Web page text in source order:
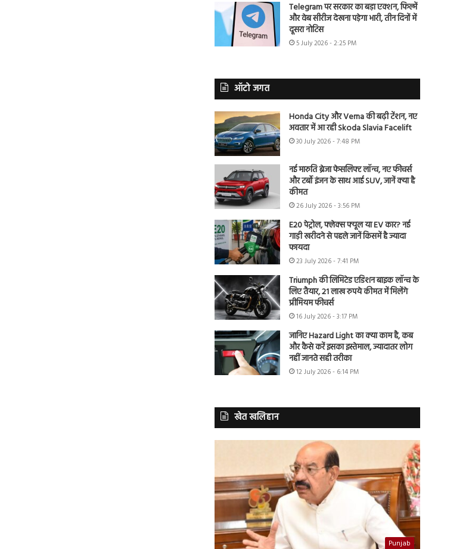
Telegram पर सरकार का बड़ा एक्शन, फिल्में
और वेब सीरीज देखना पड़ेगा भारी, तीन दिनों में
दूसरा नोटिस
5 July 2026 - 2:25 PM
ऑटो जगत
Honda City और Verna की बढ़ी टेंशन, नए
अवतार में आ रही Skoda Slavia Facelift
30 July 2026 - 7:48 PM
नई मारुति ब्रेजा फेसलिफ्ट लॉन्च, नए फीचर्स
और टर्बो इंजन के साथ आई SUV, जानें क्या है
कीमत
26 July 2026 - 3:56 PM
E20 पेट्रोल, फ्लेक्स फ्यूल या EV कार? नई
गाड़ी खरीदने से पहले जानें किसमें है ज्यादा
फायदा
23 July 2026 - 7:41 PM
Triumph की लिमिटेड एडिशन बाइक लॉन्च के
लिए तैयार, 21 लाख रुपये कीमत में मिलेंगे
प्रीमियम फीचर्स
16 July 2026 - 3:17 PM
जानिए Hazard Light का क्या काम है, कब
और कैसे करें इसका इस्तेमाल, ज्यादातर लोग
नहीं जानते सही तरीका
12 July 2026 - 6:14 PM
खेत खलिहान
Punjab